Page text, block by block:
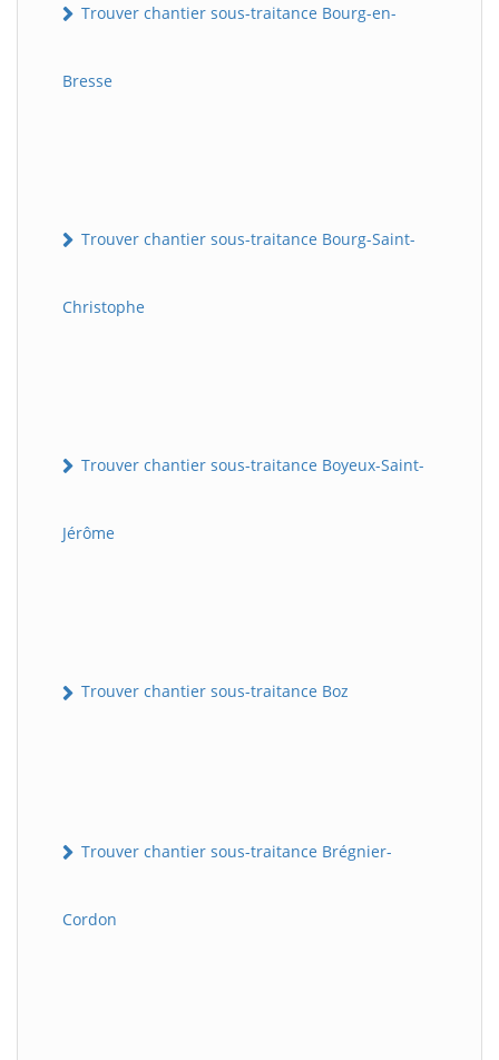
Trouver chantier sous-traitance Bourg-en-
Bresse
Trouver chantier sous-traitance Bourg-Saint-
Christophe
Trouver chantier sous-traitance Boyeux-Saint-
Jérôme
Trouver chantier sous-traitance Boz
Trouver chantier sous-traitance Brégnier-
Cordon